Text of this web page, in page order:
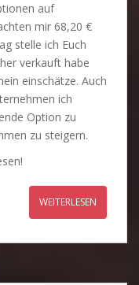
auf
mir 68,20 €
stelle ich Euch
verkauft habe
einschätze. Auch
ich
Option zu
zu steigern.
WEITERLESEN